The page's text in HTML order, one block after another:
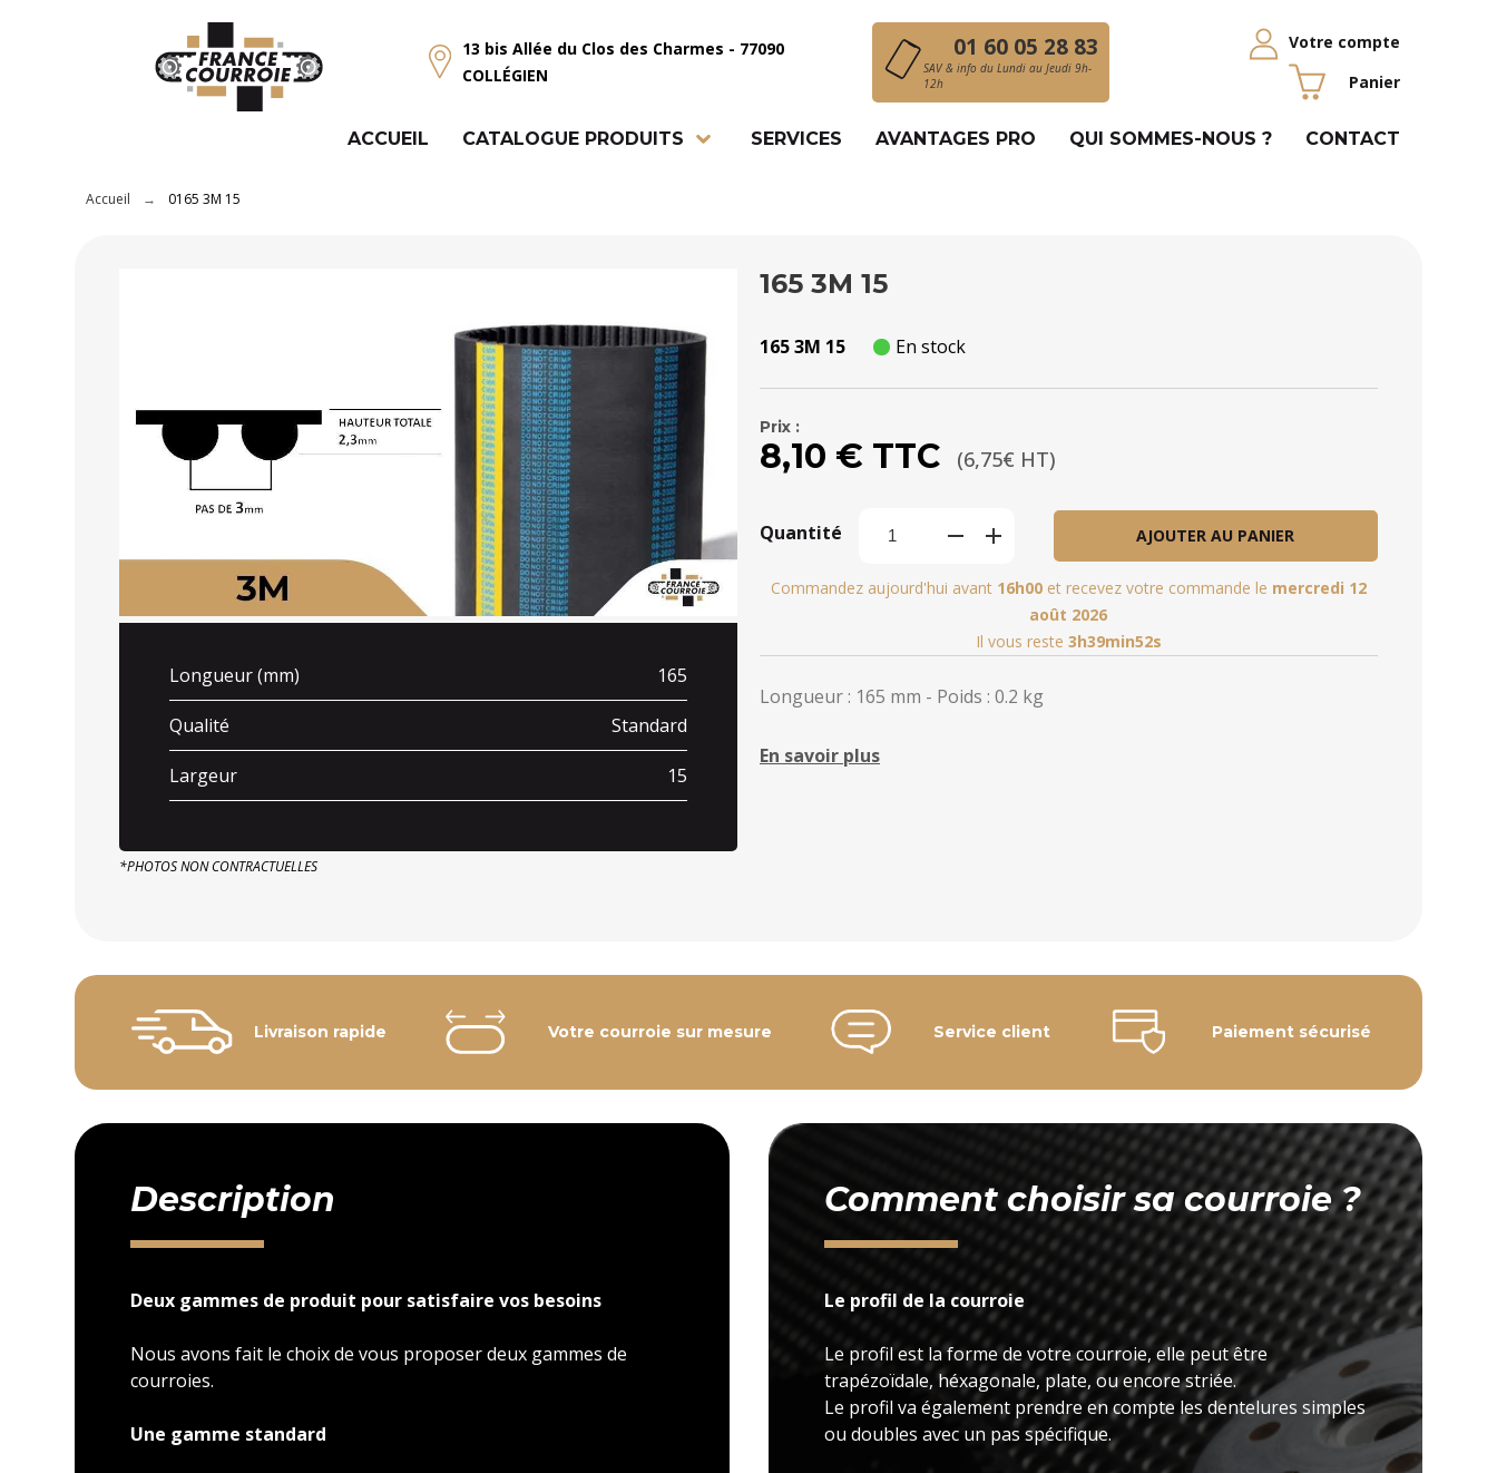
13 bis Allée du Clos des Charmes - 77090
COLLÉGIEN
01 60 05 28 83
SAV & info du Lundi au Jeudi 9h-
12h
Votre compte
Panier
ACCUEIL CATALOGUE PRODUITS SERVICES AVANTAGES PRO QUI SOMMES-NOUS ? CONTACT
Accueil 0165 3M 15
Longueur (mm) 165
Qualité Standard
Largeur 15
*PHOTOS NON CONTRACTUELLES
165 3M 15
165 3M 15 En stock
Prix :
8,10 € TTC (6,75€ HT)
Quantité AJOUTER AU PANIER
Commandez aujourd'hui avant 16h00et recevez votre commande le mercredi 12
août 2026
Il vous reste 3h39min51s
Longueur : 165 mm - Poids : 0.2 kg
En savoir plus
Livraison rapide Votre courroie sur mesure Service client Paiement sécurisé
Description
Deux gammes de produit pour satisfaire vos besoins
Nous avons fait le choix de vous proposer deux gammes de
courroies.
Une gamme standard
Comment choisir sa courroie ?
Le profil de la courroie
Le profil est la forme de votre courroie, elle peut être
trapézoïdale, héxagonale, plate, ou encore striée.
Le profil va également prendre en compte les dentelures simples
ou doubles avec un pas spécifique.